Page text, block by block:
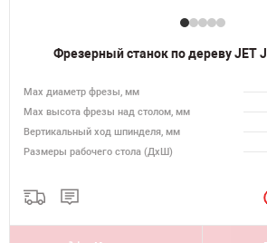
Фрезерный станок по дереву JET
Max диаметр фрезы, мм
Мах высота фрезы над столом, мм
Вертикальный ход шпинделя, мм
Размеры рабочего стола (ДхШ)